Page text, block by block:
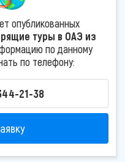
опубликованных
туры в ОАЭ из
по данному
по телефону:
21-38